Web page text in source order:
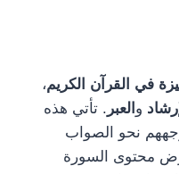
في القرآن الكريم،
و العبر . تأتي هذه
نحو الصواب
محتوى السورة